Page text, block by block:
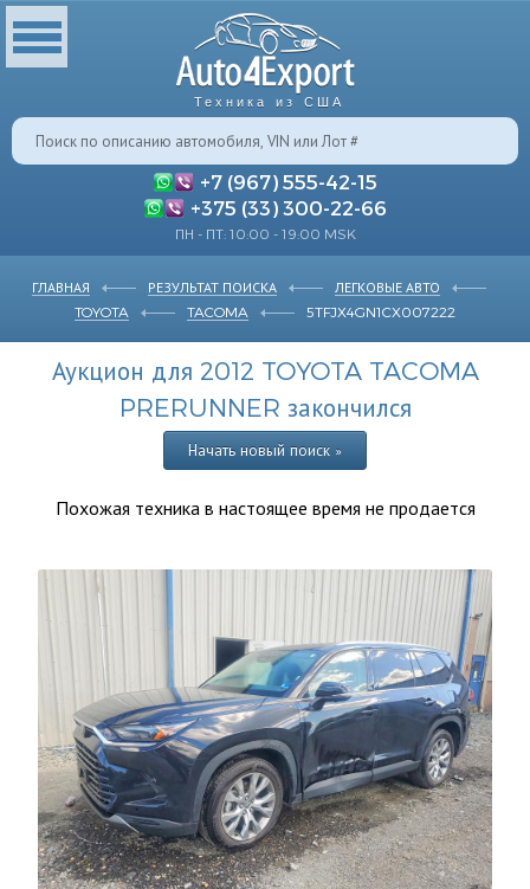
Техника из США
+7 (967) 555-42-15
+375 (33) 300-22-66
ПН - ПТ: 10:00 - 19:00 MSK
ГЛАВНАЯ РЕЗУЛЬТАТ ПОИСКА
ЛЕГКОВЫЕ АВТО
TOYOTA
TACOMA 5TFJX4GN1CX007222
Аукцион для 2012 TOYOTA TACOMA
PRERUNNER закончился
Начать новый поиск »
Похожая техника в настоящее время не продается